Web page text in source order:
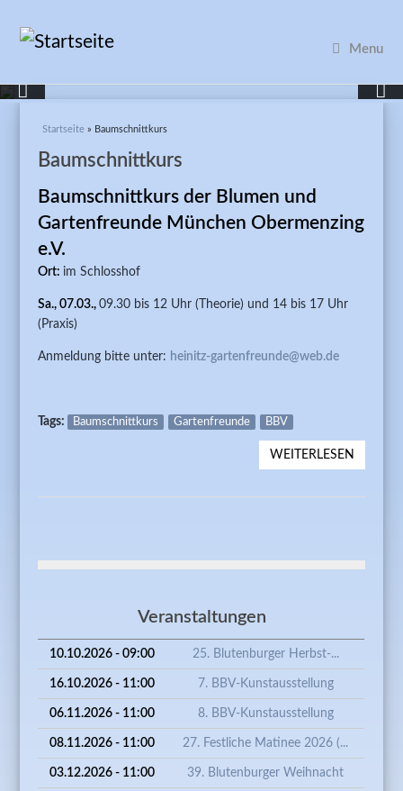
Menu
Sie sind hier
Startseite » Baumschnittkurs
Baumschnittkurs
Baumschnittkurs der Blumen und
Gartenfreunde München Obermenzing
e.V.
Ort: im Schlosshof
Sa., 07.03.,09.30 bis 12 Uhr (Theorie) und 14 bis 17 Uhr
(Praxis)
Anmeldung bitte unter: heinitz-gartenfreunde@web.de
Tags: Baumschnittkurs Gartenfreunde BBV
WEITERLESEN
DER
Veranstaltungen
10.10.2026 - 09:00 25. Blutenburger Herbst-...
16.10.2026 - 11:00 7. BBV-Kunstausstellung
06.11.2026 - 11:00 8. BBV-Kunstausstellung
08.11.2026 - 11:00 27. Festliche Matinee 2026 (...
03.12.2026 - 11:00 39. Blutenburger Weihnacht